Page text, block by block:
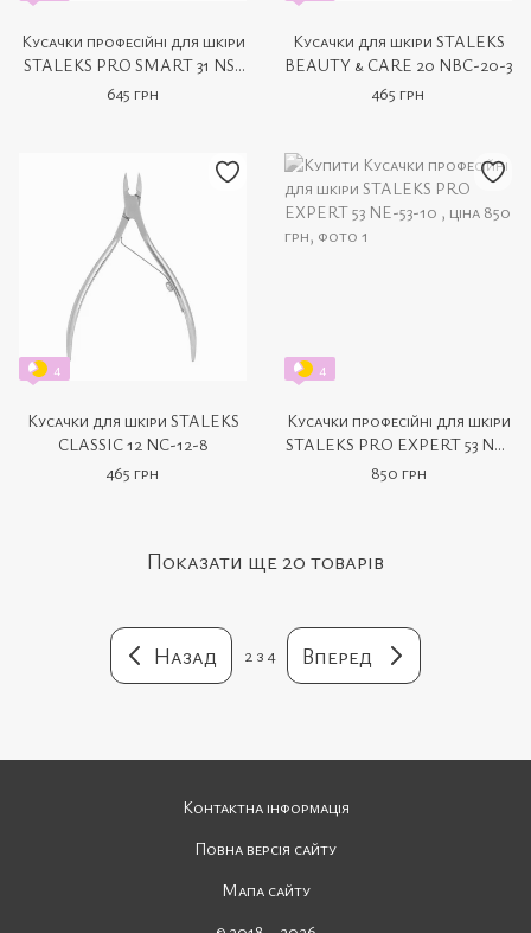
Кусачки професійні для шкіри
STALEKS PRO SMART 31 NS-
31-3
645 грн
Кусачки для шкіри STALEKS
BEAUTY & CARE 20 NBC-20-3
465 грн
4
Кусачки для шкіри STALEKS
CLASSIC 12 NC-12-8
465 грн
4
Кусачки професійні для шкіри
STALEKS PRO EXPERT 53 NE-
53-10
850 грн
Показати ще 20 товарів
Назад 2 з 4 Вперед
Контактна інформація
Повна версія сайту
Мапа сайту